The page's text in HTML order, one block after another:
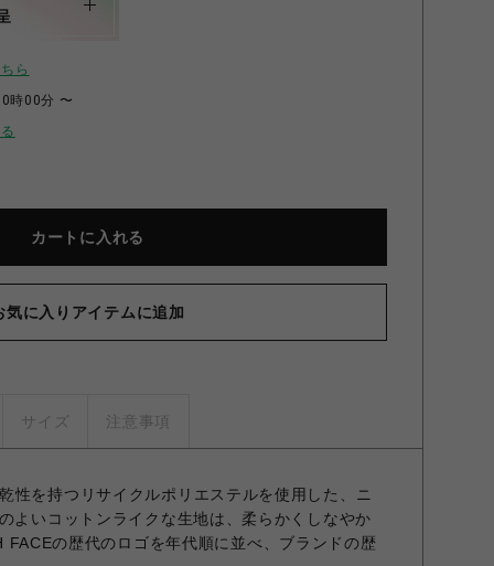
ら
時00分 〜
カートに入れる
気に入りアイテムに追加
サイズ 注意事項
性を持つリサイクルポリエステルを使用した、ニ
よいコットンライクな生地は、柔らかくしなやか
の歴代のロゴを年代順に並べ、ブランドの歴